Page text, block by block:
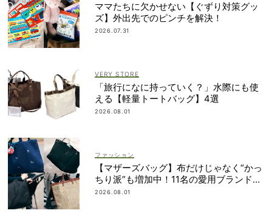
ママたちに欠かせない【ぐずり対策グッ
ズ】外出先でのピンチを解決！
2026.07.31
VERY STORE
「旅行になに持っていく？」水際にも使
える【軽量トートバッグ】4選
2026.08.01
ファッション
【マザーズバッグ】布だけじゃなく“かっ
ちり派”も増加中！11名の愛用ブランド
は？
2026.08.01